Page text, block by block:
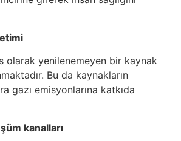
olarak yenilenemeyen bir kaynak
Bu da kaynakların
gazı emisyonlarına katkıda
kanalları